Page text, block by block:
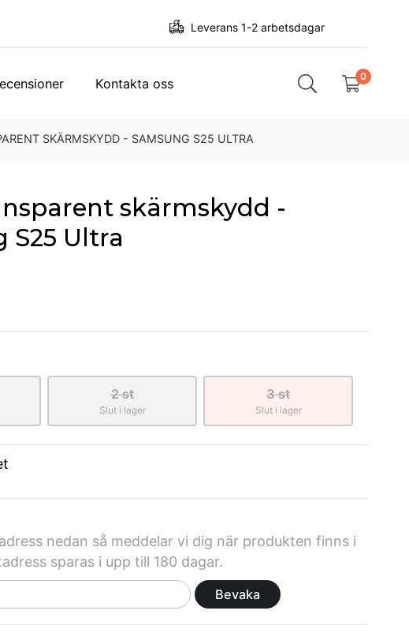
Leverans 1-2 arbetsdagar
Kontakta oss 0
SKÄRMSKYDD - SAMSUNG S25 ULTRA
skärmskydd -
S25 Ultra
2 st
Slut i lager
3 st
Slut i lager
nedan så meddelar vi dig när produkten finns i
sparas i upp till 180 dagar.
Bevaka